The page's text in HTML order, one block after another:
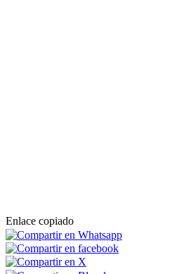
Enlace copiado